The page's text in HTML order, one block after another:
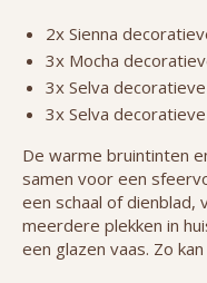
2x Sienna
3x Mocha
3x Selva
3x Selva
De warme bruintinten
samen voor een
een schaal of
meerdere plekken in
een glazen vaas. Zo